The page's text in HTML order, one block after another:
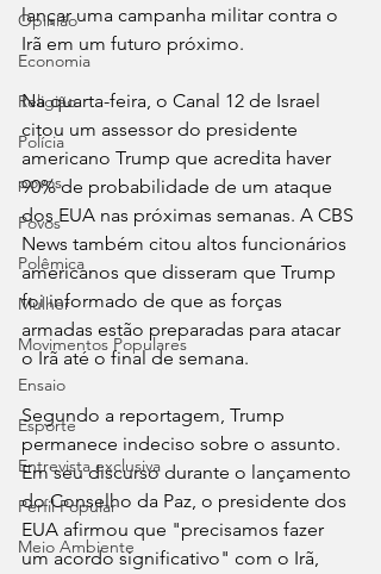
Opinião
Economia
Religião
Polícia
povos
Povos
Polêmica
Mulher
Movimentos Populares
Ensaio
Esporte
Entrevista exclusiva
Perfil Popular
Meio Ambiente
lançar uma campanha militar contra o
Irã em um futuro próximo.
Na quarta-feira, o Canal 12 de Israel
citou um assessor do presidente
americano Trump que acredita haver
90% de probabilidade de um ataque
dos EUA nas próximas semanas. A CBS
News também citou altos funcionários
americanos que disseram que Trump
foi informado de que as forças
armadas estão preparadas para atacar
o Irã até o final de semana.
Segundo a reportagem, Trump
permanece indeciso sobre o assunto.
Em seu discurso durante o lançamento
do Conselho da Paz, o presidente dos
EUA afirmou que "precisamos fazer
um acordo significativo" com o Irã,